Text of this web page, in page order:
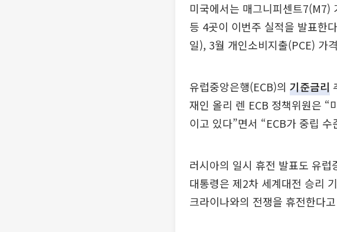
미국에서는 매그니피센트7(M7)
등 4곳이 이번주 실적을 발표한
일), 3월 개인소비지출(PCE) 가
유럽중앙은행(ECB)의 기준금리
재인 올리 렌 ECB 정책위원은 “
이고 있다”면서 “ECB가 중립
러시아의 일시 휴전 발표도 유
대통령은 제2차 세계대전 승리
크라이나와의 전쟁을 휴전한다